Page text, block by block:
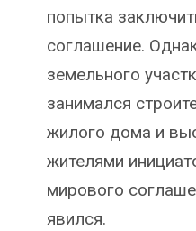
попытка
соглашение.
земельного
занимался
жилого дома и
жителями
мирового
явился.